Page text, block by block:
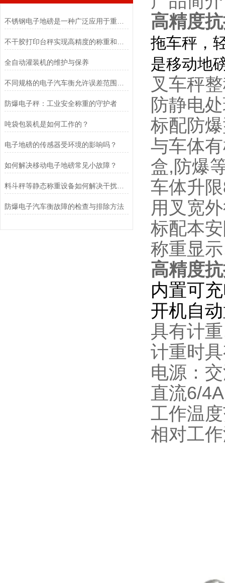
不锈钢电子地磅是一种广泛应用于重量测量和货物称重的设备
全自动灌装机的维护与保养
防爆电子秤：工业安全称重的守护者
吨袋包装机是如何工作的？
电子地磅的传感器受环境的影响吗？
如何解决移动电子地磅常见小故障？
料斗秤等静态称重设备如何解决干扰问题
防爆电子汽车衡故障的检查与排除方法
高精度
拖车秤，
是移动地
叉车秤
防静电
标配防
与车体
盒,防爆
车体升
用叉宽
标配本
称重显
高精度
内置可
开机自
具有计
计重时
电源：
直流6/
工作温
相对工